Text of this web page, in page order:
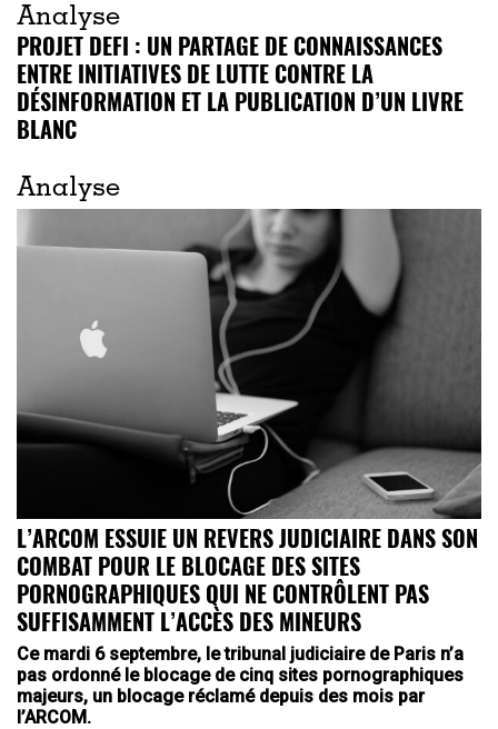
Analyse
PROJET DEFI : UN PARTAGE DE CONNAISSANCES
ENTRE INITIATIVES DE LUTTE CONTRE LA
DÉSINFORMATION ET LA PUBLICATION D’UN LIVRE
BLANC
Analyse
L’ARCOM ESSUIE UN REVERS JUDICIAIRE DANS SON
COMBAT POUR LE BLOCAGE DES SITES
PORNOGRAPHIQUES QUI NE CONTRÔLENT PAS
SUFFISAMMENT L’ACCÈS DES MINEURS
Ce mardi 6 septembre, le tribunal judiciaire de Paris n’a
pas ordonné le blocage de cinq sites pornographiques
majeurs, un blocage réclamé depuis des mois par
l’ARCOM.